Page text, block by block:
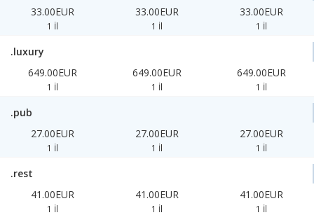
33.00EUR
1 İl
33.00EUR
1 İl
33.00EUR
1 İl
.luxury
649.00EUR
1 İl
649.00EUR
1 İl
649.00EUR
1 İl
.pub
27.00EUR
1 İl
27.00EUR
1 İl
27.00EUR
1 İl
.rest
41.00EUR
1 İl
41.00EUR
1 İl
41.00EUR
1 İl